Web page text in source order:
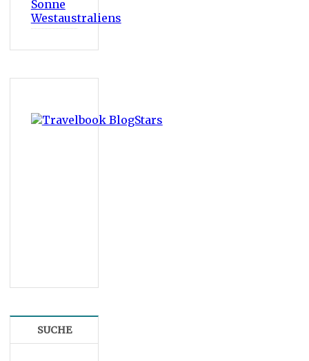
Sonne
Westaustraliens
SUCHE